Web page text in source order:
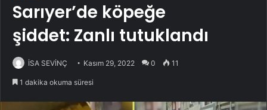
Sarıyer’de köpeğe
şiddet: Zanlı tutuklandı
İSA SEVİNÇ Kasım 29, 2022 0 11
1 dakika okuma süresi